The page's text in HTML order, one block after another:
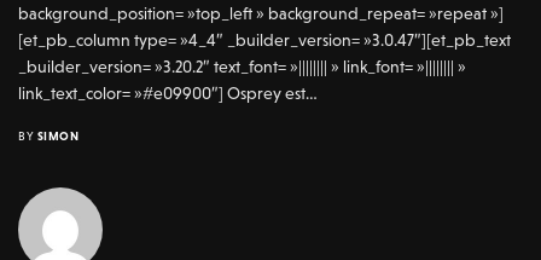
background_position= »top_left » background_repeat= »repeat »]
[et_pb_column type= »4_4″ _builder_version= »3.0.47″][et_pb_text
_builder_version= »3.20.2″ text_font= »|||||||| » link_font= »|||||||| »
link_text_color= »#e09900″] Osprey est…
BY SIMON